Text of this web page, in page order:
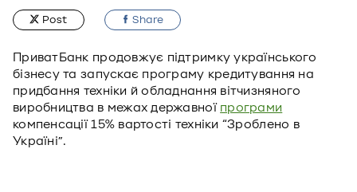
Post Share
ПриватБанк продовжує підтримку українського
бізнесу та запускає програму кредитування на
придбання техніки й обладнання вітчизняного
виробництва в межах державної програми
компенсації 15% вартості техніки “Зроблено в
Україні”.